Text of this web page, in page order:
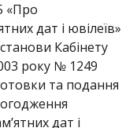
«Про
дат і ювілеїв»
Кабінету
року № 1249
та подання
дат і